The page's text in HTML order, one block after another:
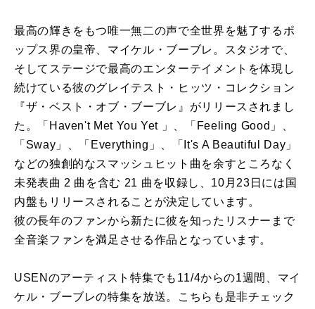
最高の輝きをもつ唯一無二の声で全世界を魅了するポ
ップス界の皇帝、マイケル・ブーブレ。スタジオで、
そしてステージで最高のエンターテイメントを体現し
続けている彼のグレイテスト・ヒッツ・コレクション
『ザ・ベスト・オブ・ブーブレ』がリリースされまし
た。「Haven't Met You Yet 」、「Feeling Good」、
「Sway」、「Everything」、「It's A Beautiful Day」
などの独創的なスマッシュヒット曲を余すところなく
未発表曲 2 曲を含む 21 曲を収録し、10月23日には国
内盤もリリースされることが決定しています。
彼の長年のファンから新たに彼を知ったリスナーまで
全音楽ファンを満足させる作品となっています。
USENのアーティスト特集でも11/4からの1週間、マイ
ケル・ブーブレの特集を放送。こちらも是非チェック